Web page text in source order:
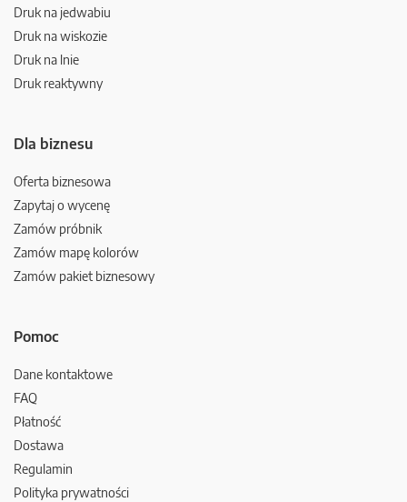
Druk na jedwabiu
Druk na wiskozie
Druk na lnie
Druk reaktywny
Dla biznesu
Oferta biznesowa
Zapytaj o wycenę
Zamów próbnik
Zamów mapę kolorów
Zamów pakiet biznesowy
Pomoc
Dane kontaktowe
FAQ
Płatność
Dostawa
Regulamin
Polityka prywatności